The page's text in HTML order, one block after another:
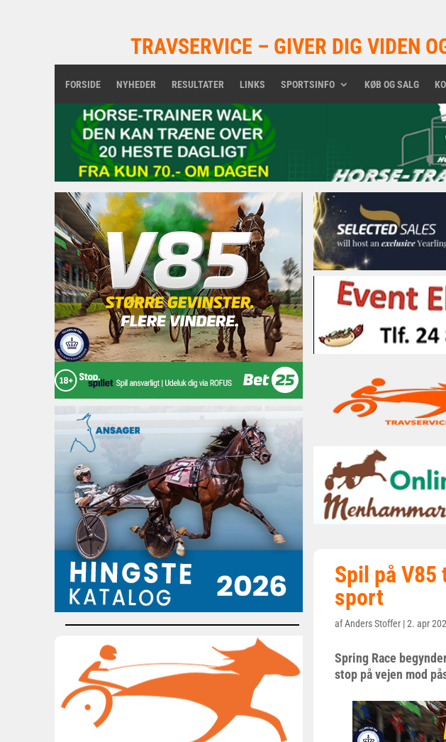
TRAVSERVICE – GIVER DIG VIDEN
FORSIDE NYHEDER RESULTATER LINKS SPORTSINFO KØB OG SALG
Spil på
sport
afAnders Stoffer |2. apr
Spring Race
stop på vejen mod